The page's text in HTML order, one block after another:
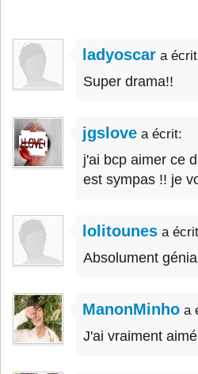
ladyoscar a
Super drama!!
jgslove a écrit:
j'ai bcp aimer ce
est sympas !! je
lolitounes a
Absolument
ManonMinho a
J'ai vraiment